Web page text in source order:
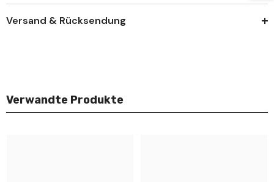
Versand & Rücksendung
Verwandte Produkte